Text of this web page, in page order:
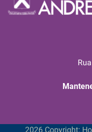
2026 Copyright: